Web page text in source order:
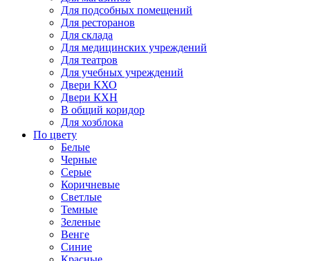
Для подсобных помещений
Для ресторанов
Для склада
Для медицинских учреждений
Для театров
Для учебных учреждений
Двери КХО
Двери КХН
В общий коридор
Для хозблока
По цвету
Белые
Черные
Серые
Коричневые
Светлые
Темные
Зеленые
Венге
Синие